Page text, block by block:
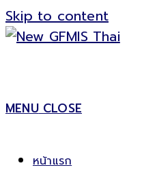
Skip to content
MENU CLOSE
หน้าแรก